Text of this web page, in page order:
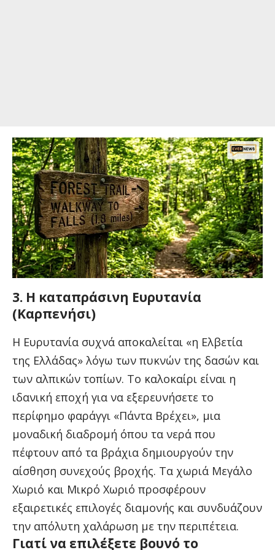
3. Η καταπράσινη Ευρυτανία
(Καρπενήσι)
Η Ευρυτανία συχνά αποκαλείται «η Ελβετία
της Ελλάδας» λόγω των πυκνών της δασών και
των αλπικών τοπίων. Το καλοκαίρι είναι η
ιδανική εποχή για να εξερευνήσετε το
περίφημο φαράγγι «Πάντα Βρέχει», μια
μοναδική διαδρομή όπου τα νερά που
πέφτουν από τα βράχια δημιουργούν την
αίσθηση συνεχούς βροχής. Τα χωριά Μεγάλο
Χωριό και Μικρό Χωριό προσφέρουν
εξαιρετικές επιλογές διαμονής και συνδυάζουν
την απόλυτη χαλάρωση με την περιπέτεια.
Γιατί να επιλέξετε βουνό το